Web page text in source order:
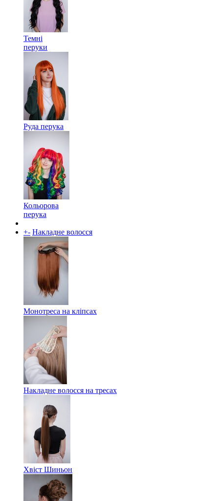
Темні
перуки
Руда перука
Кольорова
перука
+- Накладне волосся
Монотреса на кліпсах
Накладне волосся на тресах
Хвіст Шиньон